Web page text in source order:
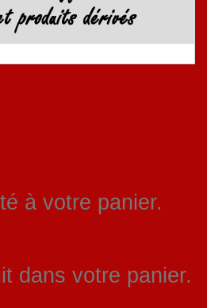
à votre panier.
dans votre panier.